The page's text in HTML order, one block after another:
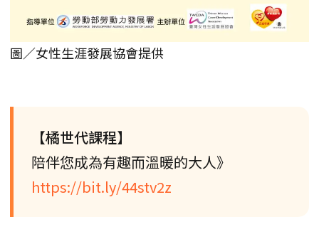
圖／女性生涯發展協會提供
【橘世代課程】
陪伴您成為有趣而溫暖的大人》
https://bit.ly/44stv2z